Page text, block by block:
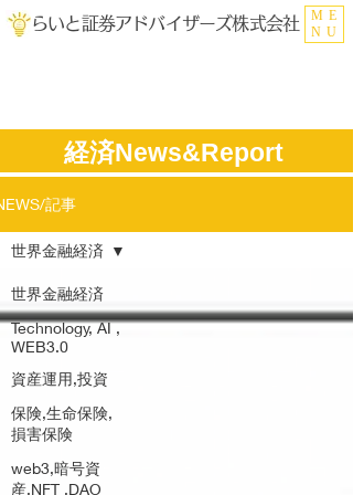
ME
NU
らいと証券アドバイザーズ株式会社
​経済News&Report
記事
世界金融経済
Technology, AI ,
WEB3.0
資産運用,投資
保険,生命保険,
損害保険
web3,暗号資
産,NFT ,DAO
世界金融経済